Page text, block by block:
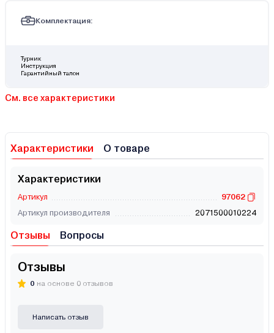
Комплектация:
Турник
Инструкция
Гарантийный талон
См. все характеристики
Характеристики О товаре
Характеристики
Артикул
97062
Артикул производителя
2071500010224
Отзывы Вопросы
Отзывы
0 на основе 0 отзывов
Написать отзыв